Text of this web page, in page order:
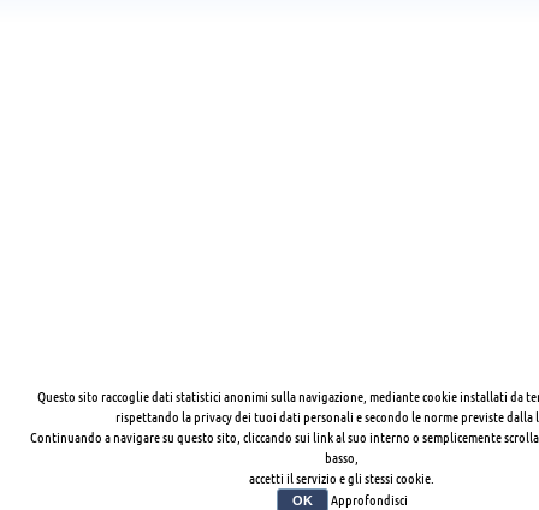
Questo sito raccoglie dati statistici anonimi sulla navigazione, mediante cookie installati da
rispettando la privacy dei tuoi dati personali e secondo le norme previste dalla
Continuando a navigare su questo sito, cliccando sui link al suo interno o semplicemente
basso,
accetti il servizio e gli stessi cookie.
OK Approfondisci